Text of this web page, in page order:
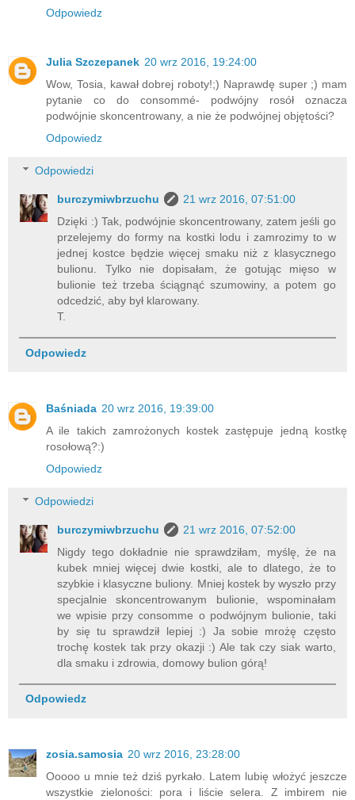
Odpowiedz
Julia Szczepanek 20 wrz 2016, 19:24:00
Wow, Tosia, kawał dobrej roboty!;) Naprawdę super ;) mam
pytanie co do consommé- podwójny rosół oznacza
podwójnie skoncentrowany, a nie że podwójnej objętości?
Odpowiedz
Odpowiedzi
burczymiwbrzuchu
21 wrz 2016, 07:51:00
Dzięki :) Tak, podwójnie skoncentrowany, zatem jeśli go
przelejemy do formy na kostki lodu i zamrozimy to w
jednej kostce będzie więcej smaku niż z klasycznego
bulionu. Tylko nie dopisałam, że gotując mięso w
bulionie też trzeba ściągnąć szumowiny, a potem go
odcedzić, aby był klarowany.
T.
Odpowiedz
Baśniada 20 wrz 2016, 19:39:00
A ile takich zamrożonych kostek zastępuje jedną kostkę
rosołową?:)
Odpowiedz
Odpowiedzi
burczymiwbrzuchu
21 wrz 2016, 07:52:00
Nigdy tego dokładnie nie sprawdziłam, myślę, że na
kubek mniej więcej dwie kostki, ale to dlatego, że to
szybkie i klasyczne buliony. Mniej kostek by wyszło przy
specjalnie skoncentrowanym bulionie, wspominałam
we wpisie przy consomme o podwójnym bulionie, taki
by się tu sprawdził lepiej :) Ja sobie mrożę często
trochę kostek tak przy okazji :) Ale tak czy siak warto,
dla smaku i zdrowia, domowy bulion górą!
Odpowiedz
zosia.samosia 20 wrz 2016, 23:28:00
Ooooo u mnie też dziś pyrkało. Latem lubię włożyć jeszcze
wszystkie zieloności: pora i liście selera. Z imbirem nie